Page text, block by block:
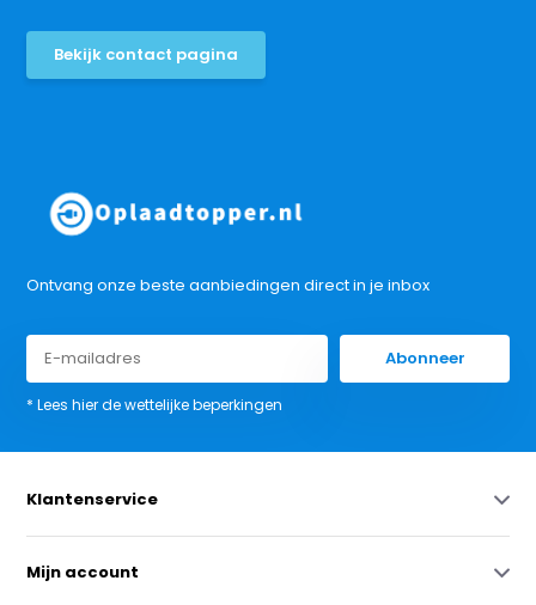
Bekijk contact pagina
Ontvang onze beste aanbiedingen direct in je inbox
Abonneer
* Lees hier de wettelijke beperkingen
Klantenservice
Mijn account